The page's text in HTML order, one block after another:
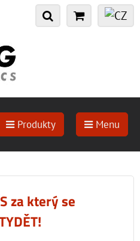
Produkty Menu
za který se